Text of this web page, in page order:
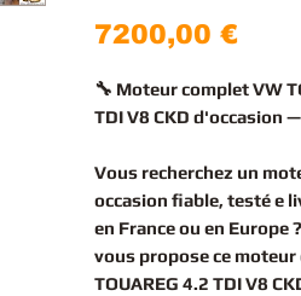
7200,00 €
🔧 Moteur complet VW
TDI V8 CKD d'occasion
Vous recherchez un
occasion fiable, testé e
en France ou en Europe
vous propose ce moteur
TOUAREG 4.2 TDI V8